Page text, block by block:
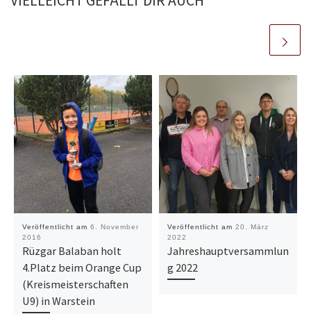
Veröffentlicht am 6. November
2016
Rüzgar Balaban holt
4.Platz beim Orange Cup
(Kreismeisterschaften
U9) in Warstein
Veröffentlicht am 20. März
2022
Jahreshauptversammlun
g 2022